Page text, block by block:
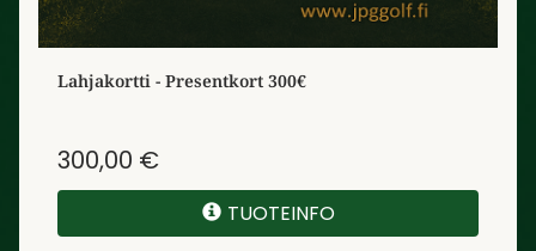
Lahjakortti - Presentkort 300€
300,00 €
TUOTEINFO